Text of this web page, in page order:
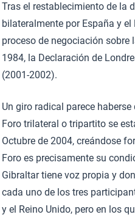
Tras el restablecimiento de la
bilateralmente por España y
proceso de negociación
1984, la Declaración de
(2001-2002).
Un giro radical parece
Foro trilateral o tripartito se
Octubre de 2004, creándose
Foro es precisamente su
Gibraltar tiene voz propia y
cada uno de los tres
y el Reino Unido, pero en los